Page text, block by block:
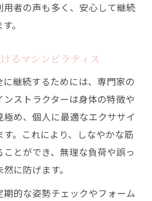
者の声も多く、安心して継続
。
るマシンピラティス
継続するためには、専門家の
ストラクターは身体の特徴や
め、個人に最適なエクササイ
。これにより、しなやかな筋
とができ、無理な負荷や誤っ
に防げます。
的な姿勢チェックやフォーム